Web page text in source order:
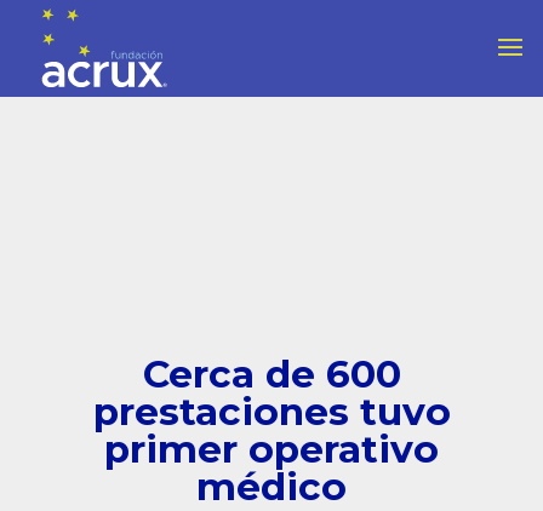
Cerca de 600
prestaciones tuvo
primer operativo
médico